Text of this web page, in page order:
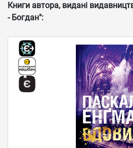
Книги автора, видані
- Богдан":